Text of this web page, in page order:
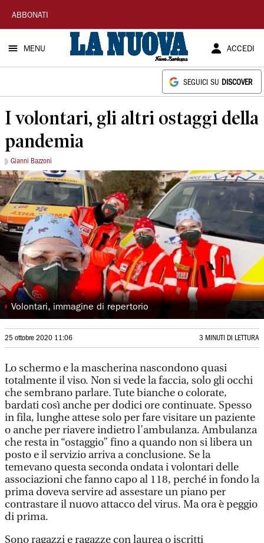
La
Nuova
Sardegna
ABBONATI
MENU ACCEDI
SEGUICI SU DISCOVER
I volontari, gli altri ostaggi della
pandemia
Gianni Bazzoni
◗ Volontari, immagine di repertorio
25 ottobre 2020 11:06 3 MINUTI DI LETTURA
Lo schermo e la mascherina nascondono quasi
totalmente il viso. Non si vede la faccia, solo gli occhi
che sembrano parlare. Tute bianche o colorate,
bardati così anche per dodici ore continuate. Spesso
in fila, lunghe attese solo per fare visitare un paziente
o anche per riavere indietro l’ambulanza. Ambulanza
che resta in “ostaggio” fino a quando non si libera un
posto e il servizio arriva a conclusione. Se la
temevano questa seconda ondata i volontari delle
associazioni che fanno capo al 118, perché in fondo la
prima doveva servire ad assestare un piano per
contrastare il nuovo attacco del virus. Ma ora è peggio
di prima.
Sono ragazzi e ragazze con laurea o iscritti